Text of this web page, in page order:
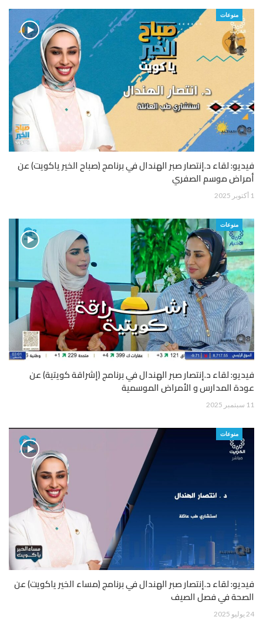
منوعات
فيديو: لقاء د.إنتصار صبر الهندال في برنامج (صباح الخير ياكويت) عن
أمراض موسم الصفري
1 أكتوبر 2025
منوعات
فيديو: لقاء د.إنتصار صبر الهندال في برنامج (إشراقة كويتية) عن
عودة المدارس و الأمراض الموسمية
11 سبتمبر 2025
منوعات
فيديو: لقاء د.إنتصار صبر الهندال في برنامج (مساء الخير ياكويت) عن
الصحة في فصل الصيف
24 يوليو 2025